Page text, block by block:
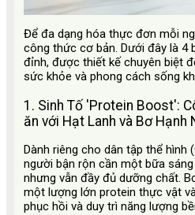
Để đa dạng hóa thực đơn mỗi
công thức cơ bản. Dưới đây là 4
đỉnh, được thiết kế chuyên biệt
sức khỏe và phong cách sống
1. Sinh Tố 'Protein Boost':
ăn với Hạt Lanh và Bơ Hạnh
Dành riêng cho dân tập thể hình
người bận rộn cần một bữa
nhưng vẫn đầy đủ dưỡng chất.
một lượng lớn protein thực vật
phục hồi và duy trì năng lượng